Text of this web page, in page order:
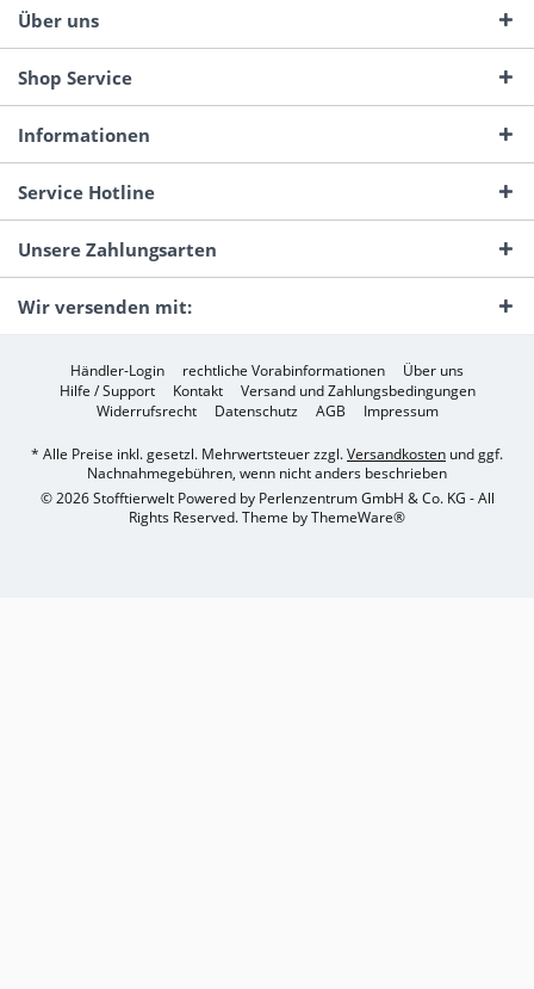
Über uns
Shop Service
Informationen
Service Hotline
Unsere Zahlungsarten
Wir versenden mit:
Händler-Login rechtliche Vorabinformationen
Über uns
Hilfe / Support
Kontakt
Versand und Zahlungsbedingungen
Widerrufsrecht
Datenschutz AGB Impressum
* Alle Preise inkl. gesetzl. Mehrwertsteuer zzgl.Versandkosten und ggf.
Nachnahmegebühren, wenn nicht anders beschrieben
© 2026 Stofftierwelt Powered by Perlenzentrum GmbH & Co. KG - All
Rights Reserved. Theme byThemeWare®